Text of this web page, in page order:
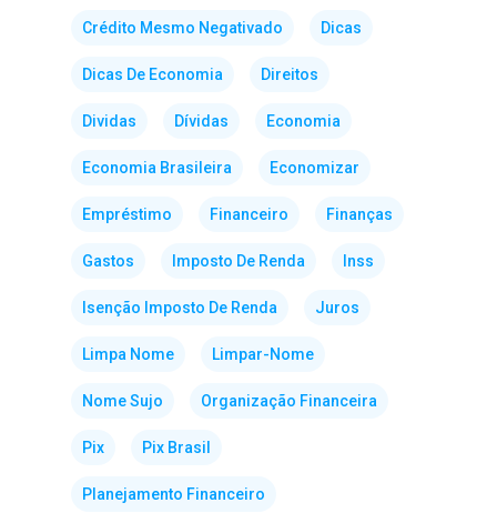
Crédito Mesmo Negativado Dicas
Dicas De Economia Direitos
Dividas Dívidas Economia
Economia Brasileira Economizar
Empréstimo Financeiro Finanças
Gastos Imposto De Renda Inss
Isenção Imposto De Renda Juros
Limpa Nome Limpar-Nome
Nome Sujo Organização Financeira
Pix Pix Brasil
Planejamento Financeiro